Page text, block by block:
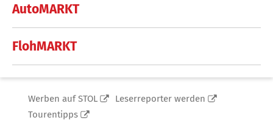
AutoMARKT
FlohMARKT
Werben auf STOL
Leserreporter werden
Tourentipps